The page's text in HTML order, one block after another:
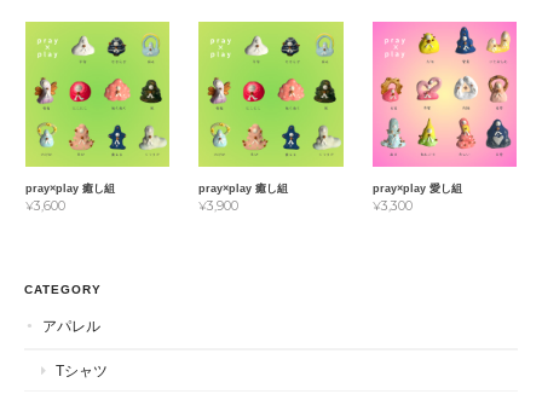
pray×play 癒し組
¥3,600
pray×play 癒し組
¥3,900
pray×play 愛し組
¥3,300
CATEGORY
アパレル
Tシャツ